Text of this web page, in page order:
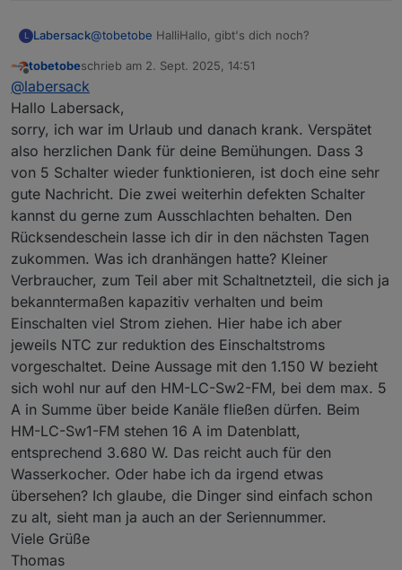
L Labersack@tobetobe HalliHallo, gibt's dich noch?
Offline
tobetobeschrieb am 2. Sept. 2025, 14:51
zuletzt editiert von
@labersack
Hallo Labersack,
sorry, ich war im Urlaub und danach krank. Verspätet
also herzlichen Dank für deine Bemühungen. Dass 3
von 5 Schalter wieder funktionieren, ist doch eine sehr
gute Nachricht. Die zwei weiterhin defekten Schalter
kannst du gerne zum Ausschlachten behalten. Den
Rücksendeschein lasse ich dir in den nächsten Tagen
zukommen. Was ich dranhängen hatte? Kleiner
Verbraucher, zum Teil aber mit Schaltnetzteil, die sich ja
bekanntermaßen kapazitiv verhalten und beim
Einschalten viel Strom ziehen. Hier habe ich aber
jeweils NTC zur reduktion des Einschaltstroms
vorgeschaltet. Deine Aussage mit den 1.150 W bezieht
sich wohl nur auf den HM-LC-Sw2-FM, bei dem max. 5
A in Summe über beide Kanäle fließen dürfen. Beim
HM-LC-Sw1-FM stehen 16 A im Datenblatt,
entsprechend 3.680 W. Das reicht auch für den
Wasserkocher. Oder habe ich da irgend etwas
übersehen? Ich glaube, die Dinger sind einfach schon
zu alt, sieht man ja auch an der Seriennummer.
Viele Grüße
Thomas